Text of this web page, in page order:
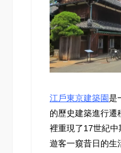
江戶東京建築園是
的歷史建築進行遷
裡重現了17世紀
遊客一窺昔日的生